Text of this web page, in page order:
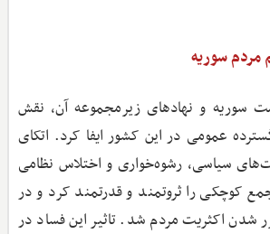
سوریه
سوریه و نهادهای زیرمجموعه آن، نقش
عمومی در این کشور ایفا کرد. اتکای
سیاسی، رشوه‌خواری و اختلاس نظامی
کوچکی را ثروتمند و قدرتمند کرد و در
شدن اکثریت مردم شد. تاثیر این فساد در